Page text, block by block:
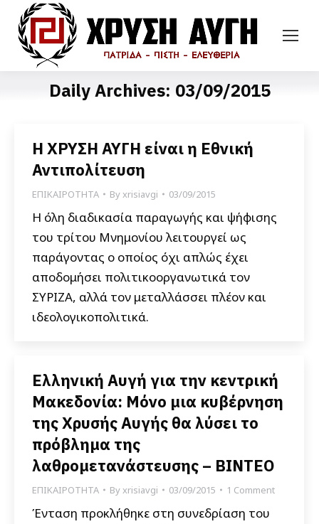
Daily Archives: 03/09/2015
Η ΧΡΥΣΗ ΑΥΓΗ είναι η Εθνική
Αντιπολίτευση
ΕΠΙΚΑΙΡΟΤΗΤΑ Byxrisiavgi 03/09/2015
Η όλη διαδικασία παραγωγής και ψήφισης
του τρίτου Μνημονίου λειτουργεί ως
παράγοντας ο οποίος όχι απλώς έχει
αποδομήσει πολιτικοοργανωτικά τον
ΣΥΡΙΖΑ, αλλά τον μεταλλάσσει πλέον και
ιδεολογικοπολιτικά.
Ελληνική Αυγή για την κεντρική
Μακεδονία: Μόνο μια κυβέρνηση
της Χρυσής Αυγής θα λύσει το
πρόβλημα της
λαθρομετανάστευσης – BINTEO
ΕΠΙΚΑΙΡΟΤΗΤΑ Byxrisiavgi 03/09/2015 1 Comment
Ένταση προκλήθηκε στη συνεδρίαση του